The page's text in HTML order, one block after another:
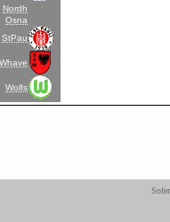
Nordh
Osna
StPau
Whave
Wolfs